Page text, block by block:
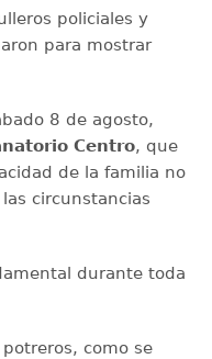
policiales y
para mostrar
8 de agosto,
Centro, que
de la familia no
circunstancias
durante toda
como se